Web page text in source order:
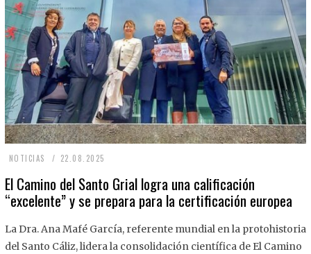
NOTICIAS 22.08.2025
.
8
El Camino del Santo Grial logra una calificación
“excelente” y se prepara para la certificación europea
La Dra. Ana Mafé García, referente mundial en la protohistoria
del Santo Cáliz, lidera la consolidación científica de El Camino